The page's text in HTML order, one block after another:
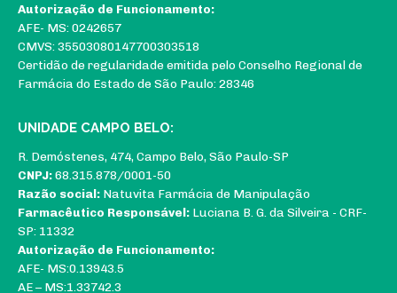
Autorização de Funcionamento:
AFE- MS: 0242657
CMVS: 35503080147700303518
Certidão de regularidade emitida pelo Conselho Regional de
Farmácia do Estado de São Paulo: 28346
UNIDADE CAMPO BELO:
R. Demóstenes, 474, Campo Belo, São Paulo-SP
CNPJ:68.315.878/0001-50
Razão social: Natuvita Farmácia de Manipulação
Farmacêutico Responsável: Luciana B. G. da Silveira - CRF-
SP: 11332
Autorização de Funcionamento:
AFE- MS:0.13943.5
AE – MS:1.33742.3